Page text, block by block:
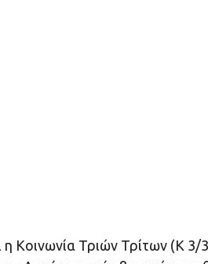
Κοινωνία Τριών Τρίτων (Κ 3/